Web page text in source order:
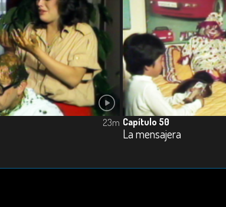
23m Capítulo 50
La mensajera